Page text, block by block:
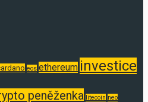
eos ethereum investice
peněženka litecoin neo